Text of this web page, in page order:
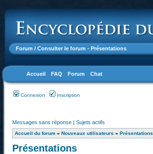
Forum / Consulter le forum - Présentations
Accueil FAQ Forum Chat
Connexion Inscription
Messages sans réponse | Sujets actifs
Accueil du forum » Nouveaux utilisateurs » Présentations
Présentations